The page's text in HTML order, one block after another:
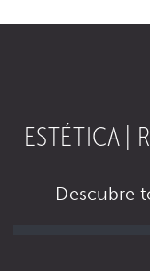
ESTÉTICA |
Descubre